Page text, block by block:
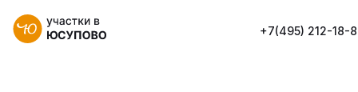
+7(495) 212-18-